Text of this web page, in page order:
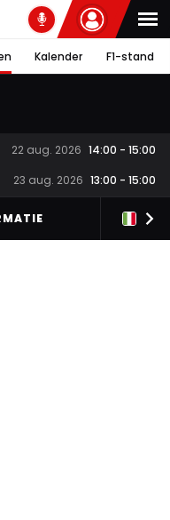
Kalender F1-stand
22 aug. 2026 14:00 - 15:00
23 aug. 2026 13:00 - 15:00